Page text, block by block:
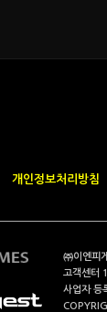
개인정보처리방침
㈜이엔피
고객센
사업자